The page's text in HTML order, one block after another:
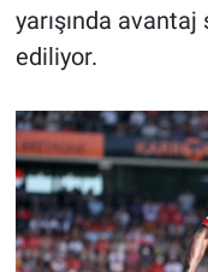
yarışında
ediliyor.